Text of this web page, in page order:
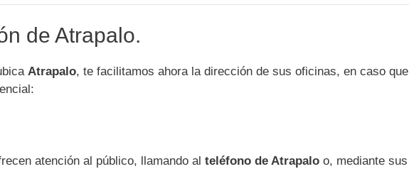
de Atrapalo.
Atrapalo, te facilitamos ahora la dirección de sus oficinas, en caso que
atención al público, llamando al teléfono de Atrapalo o, mediante sus